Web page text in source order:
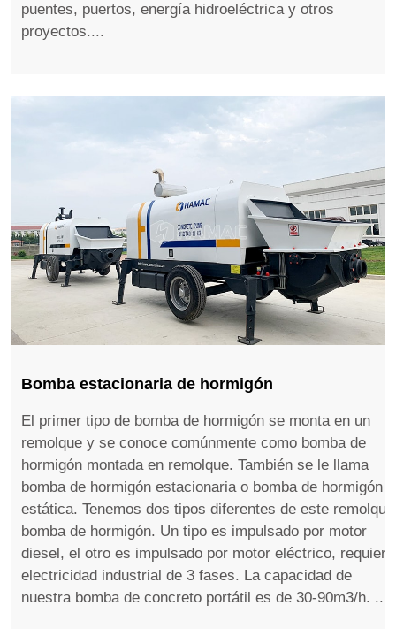
puentes, puertos, energía hidroeléctrica y otros
proyectos....
Bomba estacionaria de hormigón
El primer tipo de bomba de hormigón se monta en un
remolque y se conoce comúnmente como bomba de
hormigón montada en remolque. También se le llama
bomba de hormigón estacionaria o bomba de hormigón
estática. Tenemos dos tipos diferentes de este remolque
bomba de hormigón. Un tipo es impulsado por motor
diesel, el otro es impulsado por motor eléctrico, requiere
electricidad industrial de 3 fases. La capacidad de
nuestra bomba de concreto portátil es de 30-90m3/h. ...